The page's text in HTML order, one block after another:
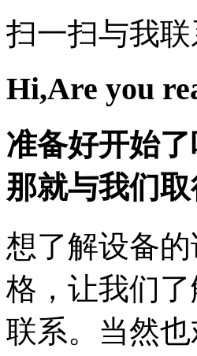
扫一扫与我联
Hi,Are you
准备好开始了
那就与我们
想了解设备
格，让我们
联系。当然